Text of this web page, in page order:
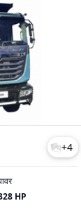
+4
HP